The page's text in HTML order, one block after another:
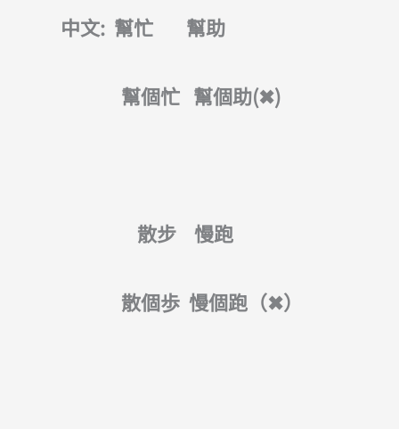
中文: 幫忙 幫助
幫個忙 幫個助(✖)
散步 慢跑
散個歩 慢個跑（✖）